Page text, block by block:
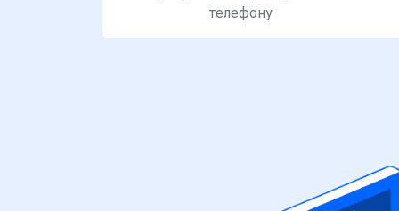
телефону